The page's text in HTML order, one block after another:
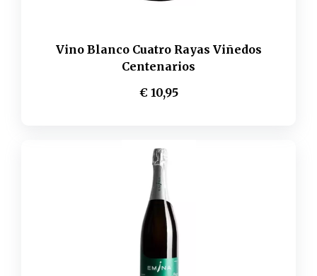
Vino Blanco Cuatro Rayas Viñedos
Centenarios
€ 10,95